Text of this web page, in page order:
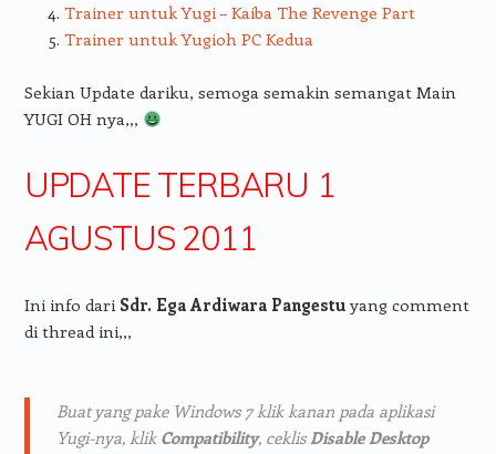
Trainer untuk Yugi – Kaiba The Revenge Part
Trainer untuk Yugioh PC Kedua
Sekian Update dariku, semoga semakin semangat Main
YUGI OH nya,,,
UPDATE TERBARU 1
AGUSTUS 2011
Ini info dari Sdr. Ega Ardiwara Pangestuyang comment
di thread ini,,,
Buat yang pake Windows 7 klik kanan pada aplikasi
Yugi-nya, klik Compatibility, ceklisDisable Desktop